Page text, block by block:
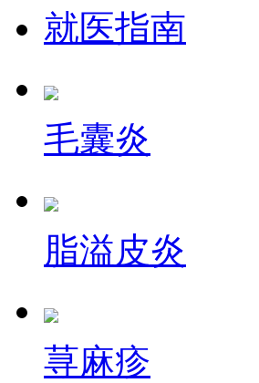
就医指南
毛囊炎
脂溢皮炎
荨麻疹